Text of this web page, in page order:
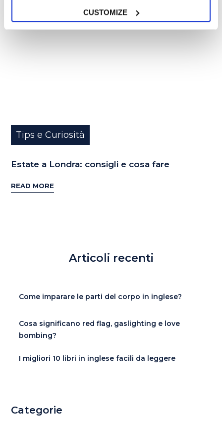
CUSTOMIZE
Tips e Curiosità
Estate a Londra: consigli e cosa fare
READ MORE
Articoli recenti
Come imparare le parti del corpo in inglese?
Cosa significano red flag, gaslighting e love
bombing?
I migliori 10 libri in inglese facili da leggere
Categorie